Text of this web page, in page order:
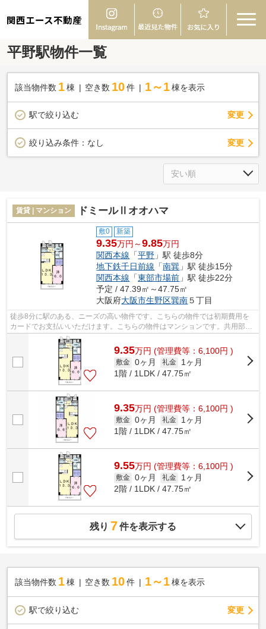
関西エース不動産
平野駅物件一覧
該当物件数 1棟 空き数 10 件 1～1 棟を表示
駅で絞り込む 変更
絞り込み条件： なし 変更
賃貸 | マンション ドミールⅡオオハマ
敷0 新築
9.35万円～9.85万円
関西本線 「平野 」駅 徒歩8分
地下鉄千日前線 「南巽 」駅 徒歩15分
関西本線 「東部市場前 」駅 徒歩22分
予定 / 47.39㎡～47.75㎡
大阪府大阪市生野区巽南５丁目
徒歩8分に駅のある、ニーズの高い物件です。こちらの物件では初期費用を
カードでお支払いいただけます。こちらの物件はマンションです。共用部に
ゴミ置き場があるので、外部の人にごみ...
9.35万円 (管理費等：6,100円 )
敷金 0ヶ月 礼金
1ヶ月
1階 / 1LDK / 47.75㎡
9.35万円 (管理費等：6,100円 )
敷金 0ヶ月 礼金
1ヶ月
1階 / 1LDK / 47.75㎡
9.55万円 (管理費等：6,100円 )
敷金 0ヶ月 礼金
1ヶ月
2階 / 1LDK / 47.75㎡
残り 7件を表示する
該当物件数 1棟 空き数 10 件 1～1 棟を表示
駅で絞り込む 変更